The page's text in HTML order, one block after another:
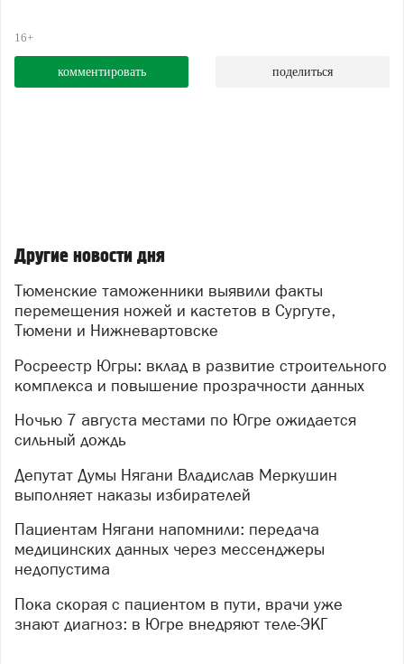
16+
комментировать поделиться
Другие новости дня
Тюменские таможенники выявили факты
перемещения ножей и кастетов в Сургуте,
Тюмени и Нижневартовске
Росреестр Югры: вклад в развитие строительного
комплекса и повышение прозрачности данных
Ночью 7 августа местами по Югре ожидается
сильный дождь
Депутат Думы Нягани Владислав Меркушин
выполняет наказы избирателей
Пациентам Нягани напомнили: передача
медицинских данных через мессенджеры
недопустима
Пока скорая с пациентом в пути, врачи уже
знают диагноз: в Югре внедряют теле-ЭКГ